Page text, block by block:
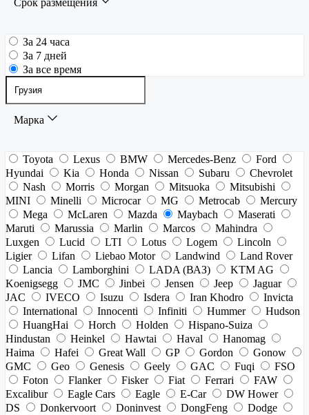
Срок размещения
За 24 часа
За 7 дней
За все время
Марка
Toyota Lexus BMW Mercedes-Benz
Ford
Hyundai
Kia Honda Nissan Subaru
Chevrolet
Nash
Morris Morgan Mitsuoka
Mitsubishi
MINI
Minelli Microcar MG Metrocab
Mercury
Mega
McLaren Mazda Maybach
Maserati
Maruti
Marussia Marlin Marcos
Mahindra
Luxgen
Lucid LTI Lotus Logem
Lincoln
Ligier
Lifan Liebao Motor Landwind
Land Rover
Lancia
Lamborghini LADA (ВАЗ)
KTM AG
Koenigsegg
JMC Jinbei Jensen Jeep
Jaguar
JAC
IVECO Isuzu Isdera Iran Khodro
Invicta
International
Innocenti Infiniti Hummer
Hudson
HuangHai
Horch Holden
Hispano-Suiza
Hindustan
Heinkel Hawtai Haval
Hanomag
Haima
Hafei Great Wall GP Gordon
Gonow
GMC
Geo Genesis Geely GAC Fuqi
FSO
Foton
Flanker Fisker Fiat Ferrari
FAW
Excalibur
Eagle Cars Eagle E-Car
DW Hower
DS
Donkervoort Doninvest DongFeng
Dodge